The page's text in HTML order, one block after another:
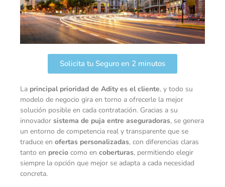
Solicita tu Seguro en 2 minutos
La principal prioridad de Adity es el cliente, y todo su
modelo de negocio gira en torno a ofrecerle la mejor
solución posible en cada contratación. Gracias a su
innovador sistema de puja entre aseguradoras, se genera
un entorno de competencia real y transparente que se
traduce en ofertas personalizadas, con diferencias claras
tanto en precio como en coberturas, permitiendo elegir
siempre la opción que mejor se adapta a cada necesidad
concreta.